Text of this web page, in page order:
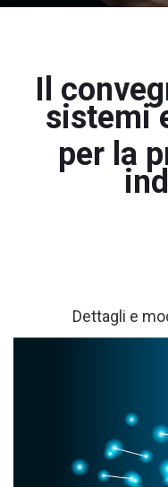
Il
sistemi
per la
Dettagli e